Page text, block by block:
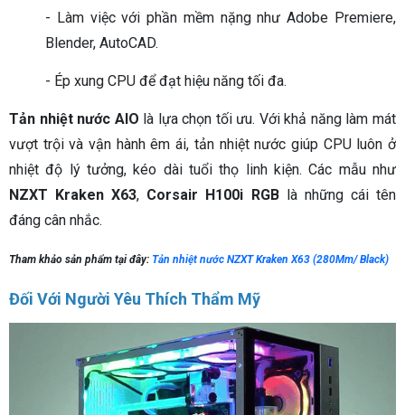
- Làm việc với phần mềm nặng như Adobe Premiere,
Blender, AutoCAD.
- Ép xung CPU để đạt hiệu năng tối đa.
Tản nhiệt nước AIO là lựa chọn tối ưu. Với khả năng làm mát
vượt trội và vận hành êm ái, tản nhiệt nước giúp CPU luôn ở
nhiệt độ lý tưởng, kéo dài tuổi thọ linh kiện. Các mẫu như
NZXT Kraken X63, Corsair H100i RGBlà những cái tên
đáng cân nhắc.
Tham khảo sản phẩm tại đây: Tản nhiệt nước NZXT Kraken X63 (280Mm/ Black)
Đối Với Người Yêu Thích Thẩm Mỹ